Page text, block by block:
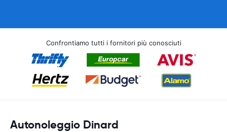
Confrontiamo tutti i fornitori più conosciuti
Autonoleggio Dinard